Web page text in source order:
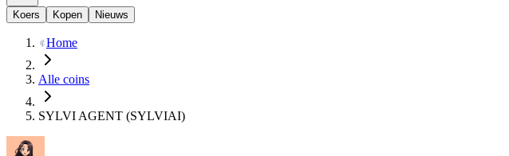
Koers Kopen Nieuws
Home
Alle coins
SYLVI AGENT (SYLVIAI)